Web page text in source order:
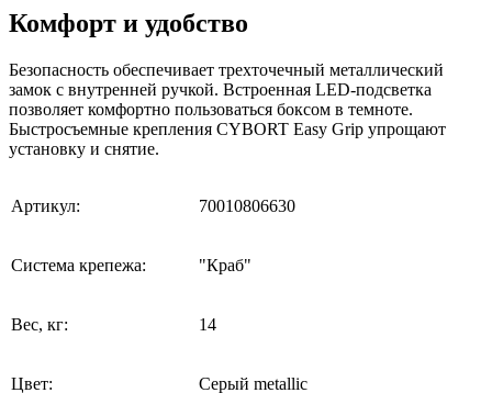
Комфорт и удобство
Безопасность обеспечивает трехточечный металлический
замок с внутренней ручкой. Встроенная LED-подсветка
позволяет комфортно пользоваться боксом в темноте.
Быстросъемные крепления CYBORT Easy Grip упрощают
установку и снятие.
Артикул: 70010806630
Система крепежа: "Краб"
Вес, кг: 14
Цвет: Cерый metallic